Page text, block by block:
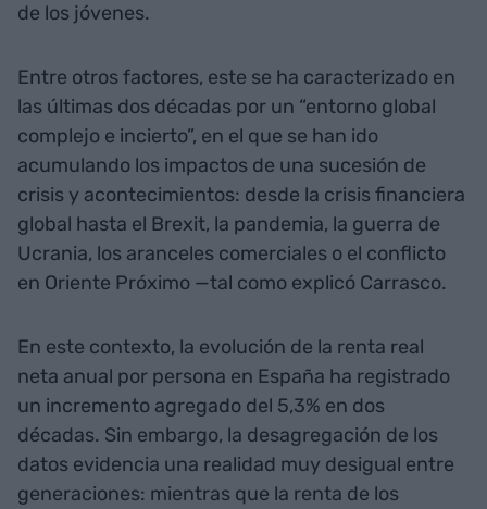
de los jóvenes.
Entre otros factores, este se ha caracterizado en
las últimas dos décadas por un “entorno global
complejo e incierto”, en el que se han ido
acumulando los impactos de una sucesión de
crisis y acontecimientos: desde la crisis financiera
global hasta el Brexit, la pandemia, la guerra de
Ucrania, los aranceles comerciales o el conflicto
en Oriente Próximo —tal como explicó Carrasco.
En este contexto, la evolución de la renta real
neta anual por persona en España ha registrado
un incremento agregado del 5,3% en dos
décadas. Sin embargo, la desagregación de los
datos evidencia una realidad muy desigual entre
generaciones: mientras que la renta de los